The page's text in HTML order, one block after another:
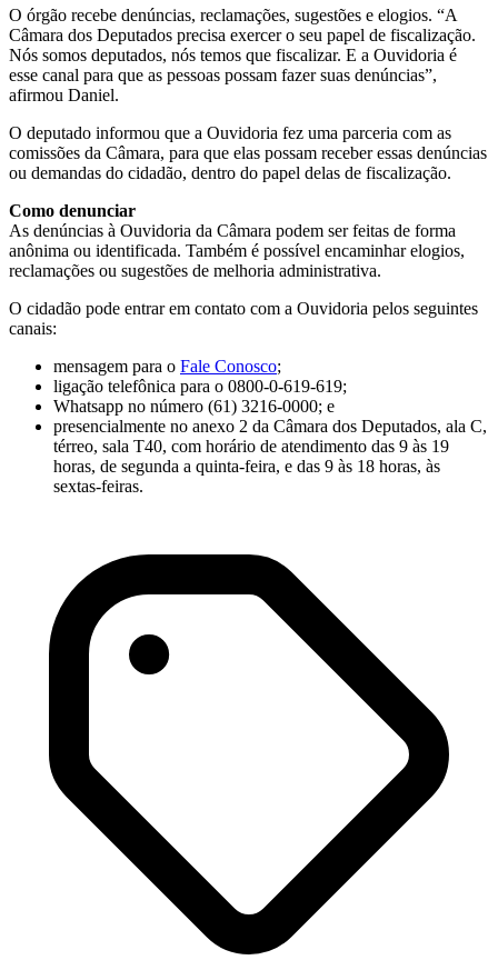
O órgão recebe denúncias, reclamações, sugestões e elogios. “A
Câmara dos Deputados precisa exercer o seu papel de fiscalização.
Nós somos deputados, nós temos que fiscalizar. E a Ouvidoria é
esse canal para que as pessoas possam fazer suas denúncias”,
afirmou Daniel.
O deputado informou que a Ouvidoria fez uma parceria com as
comissões da Câmara, para que elas possam receber essas denúncias
ou demandas do cidadão, dentro do papel delas de fiscalização.
Como denunciar
As denúncias à Ouvidoria da Câmara podem ser feitas de forma
anônima ou identificada. Também é possível encaminhar elogios,
reclamações ou sugestões de melhoria administrativa.
O cidadão pode entrar em contato com a Ouvidoria pelos seguintes
canais:
mensagem para o Fale Conosco;
ligação telefônica para o 0800-0-619-619;
Whatsapp no número (61) 3216-0000; e
presencialmente no anexo 2 da Câmara dos Deputados, ala C,
térreo, sala T40, com horário de atendimento das 9 às 19
horas, de segunda a quinta-feira, e das 9 às 18 horas, às
sextas-feiras.